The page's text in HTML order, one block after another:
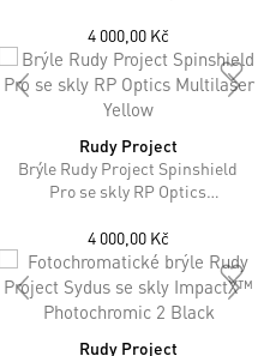
4 000,00 Kč
Rudy Project
Brýle Rudy Project Spinshield
Pro se skly RP Optics
4 000,00 Kč
Rudy Project